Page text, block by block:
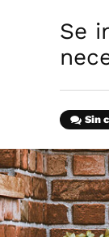
Se
Sin